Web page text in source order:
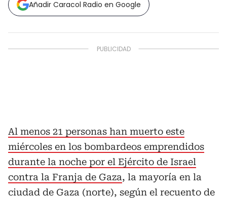
Añadir Caracol Radio en Google
Al menos 21 personas han muerto este
miércoles en los bombardeos emprendidos
durante la noche por el Ejército de Israel
contra la Franja de Gaza, la mayoría en la
ciudad de Gaza (norte), según el recuento de